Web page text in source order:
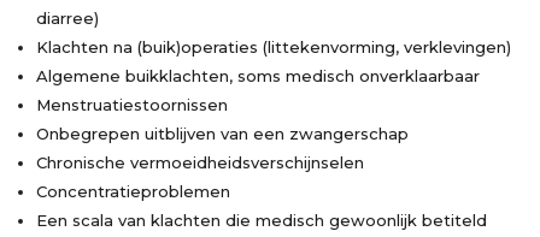
diarree)
Klachten na (buik)operaties (littekenvorming, verklevingen)
Algemene buikklachten, soms medisch onverklaarbaar
Menstruatiestoornissen
Onbegrepen uitblijven van een zwangerschap
Chronische vermoeidheidsverschijnselen
Concentratieproblemen
Een scala van klachten die medisch gewoonlijk betiteld